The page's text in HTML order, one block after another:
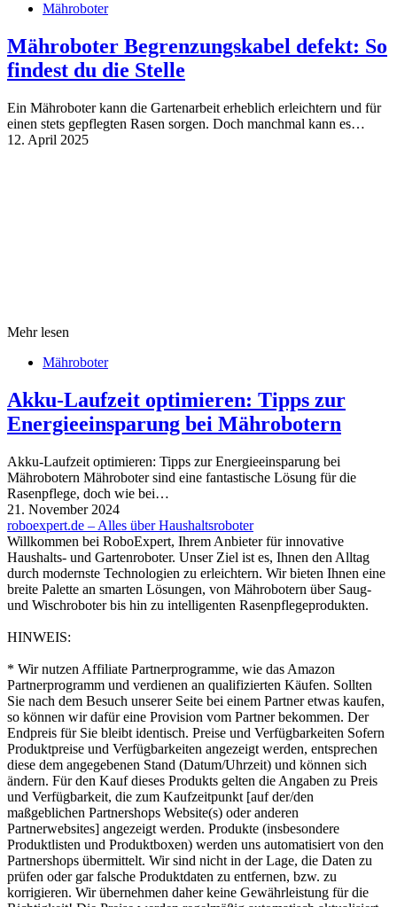
Mähroboter
Mähroboter Begrenzungskabel defekt: So
findest du die Stelle
Ein Mähroboter kann die Gartenarbeit erheblich erleichtern und für
einen stets gepflegten Rasen sorgen. Doch manchmal kann es…
12. April 2025
Mehr lesen
Mähroboter
Akku-Laufzeit optimieren: Tipps zur
Energieeinsparung bei Mährobotern
Akku-Laufzeit optimieren: Tipps zur Energieeinsparung bei
Mährobotern Mähroboter sind eine fantastische Lösung für die
Rasenpflege, doch wie bei…
21. November 2024
roboexpert.de – Alles über Haushaltsroboter
Willkommen bei RoboExpert, Ihrem Anbieter für innovative
Haushalts- und Gartenroboter. Unser Ziel ist es, Ihnen den Alltag
durch modernste Technologien zu erleichtern. Wir bieten Ihnen eine
breite Palette an smarten Lösungen, von Mährobotern über Saug-
und Wischroboter bis hin zu intelligenten Rasenpflegeprodukten.
HINWEIS:
* Wir nutzen Affiliate Partnerprogramme, wie das Amazon
Partnerprogramm und verdienen an qualifizierten Käufen. Sollten
Sie nach dem Besuch unserer Seite bei einem Partner etwas kaufen,
so können wir dafür eine Provision vom Partner bekommen. Der
Endpreis für Sie bleibt identisch. Preise und Verfügbarkeiten Sofern
Produktpreise und Verfügbarkeiten angezeigt werden, entsprechen
diese dem angegebenen Stand (Datum/Uhrzeit) und können sich
ändern. Für den Kauf dieses Produkts gelten die Angaben zu Preis
und Verfügbarkeit, die zum Kaufzeitpunkt [auf der/den
maßgeblichen Partnershops Website(s) oder anderen
Partnerwebsites] angezeigt werden. Produkte (insbesondere
Produktlisten und Produktboxen) werden uns automatisiert von den
Partnershops übermittelt. Wir sind nicht in der Lage, die Daten zu
prüfen oder gar falsche Produktdaten zu entfernen, bzw. zu
korrigieren. Wir übernehmen daher keine Gewährleistung für die